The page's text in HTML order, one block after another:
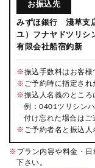
お振込先
みずほ銀行 淺草
ユ）フナヤドツリシ
有限会社船宿釣新
※振込手数料はお客様
※ ご予約時に指定さ
※振込人名義のところ
例：0401ツリシン
付け忘れた場合はご
※ ご予約者名と振込人
※ プラン内容や料金・
下さい。